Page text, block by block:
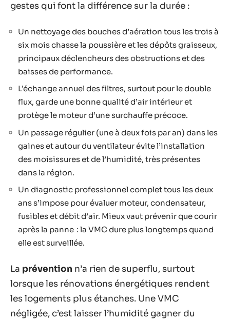
gestes qui font la différence sur la durée :
Un nettoyage des bouches d’aération tous les trois à
six mois chasse la poussière et les dépôts graisseux,
principaux déclencheurs des obstructions et des
baisses de performance.
L’échange annuel des filtres, surtout pour le double
flux, garde une bonne qualité d’air intérieur et
protège le moteur d’une surchauffe précoce.
Un passage régulier (une à deux fois par an) dans les
gaines et autour du ventilateur évite l’installation
des moisissures et de l’humidité, très présentes
dans la région.
Un diagnostic professionnel complet tous les deux
ans s’impose pour évaluer moteur, condensateur,
fusibles et débit d’air. Mieux vaut prévenir que courir
après la panne : la VMC dure plus longtemps quand
elle est surveillée.
La prévention n’a rien de superflu, surtout
lorsque les rénovations énergétiques rendent
les logements plus étanches. Une VMC
négligée, c’est laisser l’humidité gagner du